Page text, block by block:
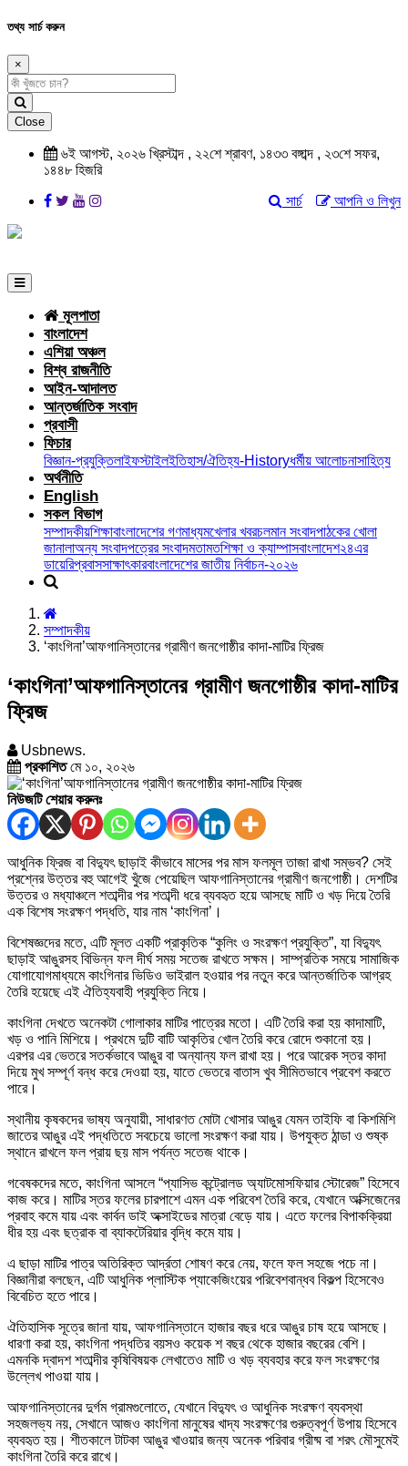
তথ্য সার্চ করুন
×
Close
৬ই আগস্ট, ২০২৬ খ্রিস্টাব্দ , ২২শে শ্রাবণ, ১৪৩৩ বঙ্গাব্দ , ২৩শে সফর,
১৪৪৮ হিজরি
আপনি ও লিখুন
সার্চ
মূলপাতা
বাংলাদেশ
এশিয়া অঞ্চল
বিশ্ব রাজনীতি
আইন-আদালত
আন্তর্জাতিক সংবাদ
প্রবাসী
ফিচার
বিজ্ঞান-প্রযুক্তিলাইফস্টাইলইতিহাস/ঐতিহ্য-Historyধর্মীয় আলোচনাসাহিত্য
অর্থনীতি
English
সকল বিভাগ
সম্পাদকীয়শিক্ষাবাংলাদেশের গণমাধ্যমখেলার খবরচলমান সংবাদপাঠকের খোলা
জানালাঅন্য সংবাদপত্রের সংবাদমতামতশিক্ষা ও ক্যাম্পাসবাংলাদেশ২৪এর
ডায়েরিপ্রবাসসাক্ষাৎকারবাংলাদেশের জাতীয় নির্বাচন-২০২৬
সম্পাদকীয়
‘কাংগিনা’আফগানিস্তানের গ্রামীণ জনগোষ্ঠীর কাদা-মাটির ফ্রিজ
‘কাংগিনা’আফগানিস্তানের গ্রামীণ জনগোষ্ঠীর কাদা-মাটির
ফ্রিজ
Usbnews.
প্রকাশিতমে ১০, ২০২৬
নিউজটি শেয়ার করুনঃ
আধুনিক ফ্রিজ বা বিদ্যুৎ ছাড়াই কীভাবে মাসের পর মাস ফলমূল তাজা রাখা সম্ভব? সেই
প্রশ্নের উত্তর বহু আগেই খুঁজে পেয়েছিল আফগানিস্তানের গ্রামীণ জনগোষ্ঠী। দেশটির
উত্তর ও মধ্যাঞ্চলে শতাব্দীর পর শতাব্দী ধরে ব্যবহৃত হয়ে আসছে মাটি ও খড় দিয়ে তৈরি
এক বিশেষ সংরক্ষণ পদ্ধতি, যার নাম ‘কাংগিনা’।
বিশেষজ্ঞদের মতে, এটি মূলত একটি প্রাকৃতিক “কুলিং ও সংরক্ষণ প্রযুক্তি”, যা বিদ্যুৎ
ছাড়াই আঙুরসহ বিভিন্ন ফল দীর্ঘ সময় সতেজ রাখতে সক্ষম। সাম্প্রতিক সময়ে সামাজিক
যোগাযোগমাধ্যমে কাংগিনার ভিডিও ভাইরাল হওয়ার পর নতুন করে আন্তর্জাতিক আগ্রহ
তৈরি হয়েছে এই ঐতিহ্যবাহী প্রযুক্তি নিয়ে।
কাংগিনা দেখতে অনেকটা গোলাকার মাটির পাত্রের মতো। এটি তৈরি করা হয় কাদামাটি,
খড় ও পানি মিশিয়ে। প্রথমে দুটি বাটি আকৃতির খোল তৈরি করে রোদে শুকানো হয়।
এরপর এর ভেতরে সতর্কভাবে আঙুর বা অন্যান্য ফল রাখা হয়। পরে আরেক স্তর কাদা
দিয়ে মুখ সম্পূর্ণ বন্ধ করে দেওয়া হয়, যাতে ভেতরে বাতাস খুব সীমিতভাবে প্রবেশ করতে
পারে।
স্থানীয় কৃষকদের ভাষ্য অনুযায়ী, সাধারণত মোটা খোসার আঙুর যেমন তাইফি বা কিশমিশি
জাতের আঙুর এই পদ্ধতিতে সবচেয়ে ভালো সংরক্ষণ করা যায়। উপযুক্ত ঠান্ডা ও শুষ্ক
স্থানে রাখলে ফল প্রায় ছয় মাস পর্যন্ত সতেজ থাকে।
গবেষকদের মতে, কাংগিনা আসলে “প্যাসিভ কন্ট্রোলড অ্যাটমোসফিয়ার স্টোরেজ” হিসেবে
কাজ করে। মাটির স্তর ফলের চারপাশে এমন এক পরিবেশ তৈরি করে, যেখানে অক্সিজেনের
প্রবাহ কমে যায় এবং কার্বন ডাই অক্সাইডের মাত্রা বেড়ে যায়। এতে ফলের বিপাকক্রিয়া
ধীর হয় এবং ছত্রাক বা ব্যাকটেরিয়ার বৃদ্ধি কমে যায়।
এ ছাড়া মাটির পাত্র অতিরিক্ত আর্দ্রতা শোষণ করে নেয়, ফলে ফল সহজে পচে না।
বিজ্ঞানীরা বলছেন, এটি আধুনিক প্লাস্টিক প্যাকেজিংয়ের পরিবেশবান্ধব বিকল্প হিসেবেও
বিবেচিত হতে পারে।
ঐতিহাসিক সূত্রে জানা যায়, আফগানিস্তানে হাজার বছর ধরে আঙুর চাষ হয়ে আসছে।
ধারণা করা হয়, কাংগিনা পদ্ধতির বয়সও কয়েক শ বছর থেকে হাজার বছরের বেশি।
এমনকি দ্বাদশ শতাব্দীর কৃষিবিষয়ক লেখাতেও মাটি ও খড় ব্যবহার করে ফল সংরক্ষণের
উল্লেখ পাওয়া যায়।
আফগানিস্তানের দুর্গম গ্রামগুলোতে, যেখানে বিদ্যুৎ ও আধুনিক সংরক্ষণ ব্যবস্থা
সহজলভ্য নয়, সেখানে আজও কাংগিনা মানুষের খাদ্য সংরক্ষণের গুরুত্বপূর্ণ উপায় হিসেবে
ব্যবহৃত হয়। শীতকালে টাটকা আঙুর খাওয়ার জন্য অনেক পরিবার গ্রীষ্ম বা শরৎ মৌসুমেই
কাংগিনা তৈরি করে রাখে।